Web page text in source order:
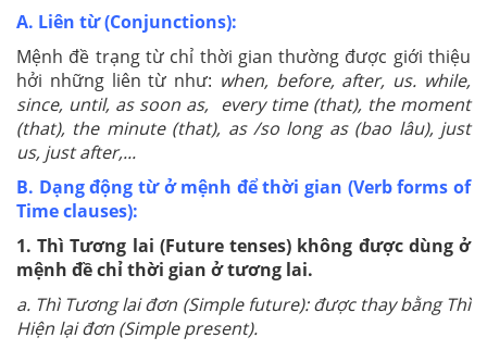
A. Liên từ (Conjunctions):
Mệnh đề trạng từ chỉ thời gian thường được giới thiệu
hởi những liên từ như: when, before, after, us. while,
since, until, as soon as, every time (that), the moment
(that), the minute (that), as /so long as (bao lâu), just
us, just after,...
B. Dạng động từ ở mệnh để thời gian (Verb forms of
Time clauses):
1. Thì Tương lai (Future tenses) không được dùng ở
mệnh đề chỉ thời gian ở tương lai.
a. Thì Tương lai đơn (Simple future): được thay bằng Thì
Hiện lại đơn (Simple present).